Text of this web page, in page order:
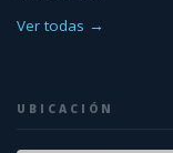
Ver todas →
UBICACIÓN